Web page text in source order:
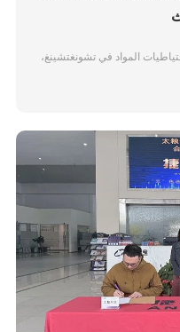
المواد في تشونغتشينغ،